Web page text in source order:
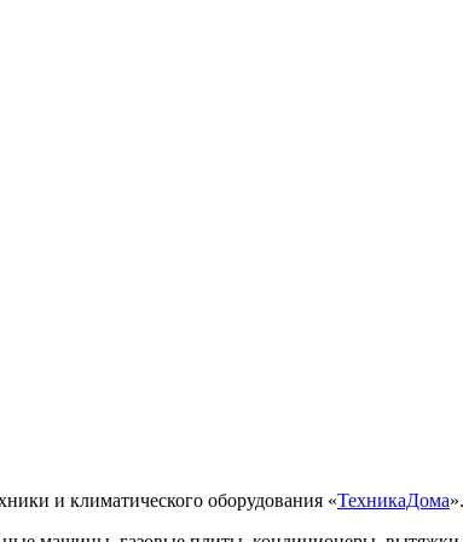
и климатического оборудования «ТехникаДома».